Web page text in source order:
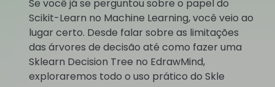
Suporte
EdrawMind
Mapas mentais e brainstorming
Diagrama P&ID
Diagrama UML
Para mapas mentais
Mapa mental
Diagrama de IA Hot
Outras Ferramentas
Chat com IA Novo
Blog
Artigos
Artigos sobre diagramas
Tendências
Suporte
Guia
Descubra como aproveitar nossas ferramentas.
Para EdrawMind >
EdrawMax EdrawMind
Se você já se perguntou sobre o papel do
Scikit-Learn no Machine Learning, você veio ao
lugar certo. Desde falar sobre as limitações
das árvores de decisão até como fazer uma
Sklearn Decision Tree no EdrawMind,
exploraremos todo o uso prático do Skle